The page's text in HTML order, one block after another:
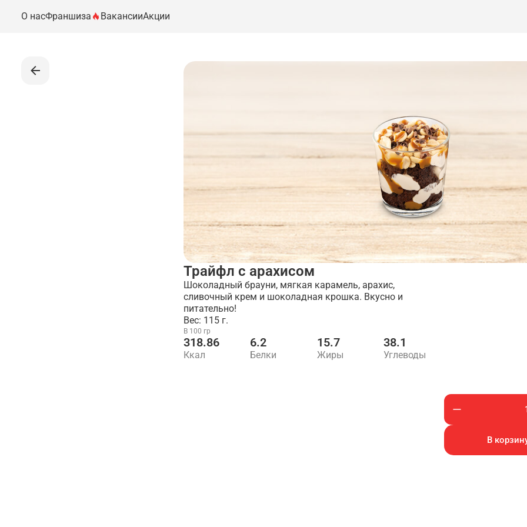
О насФраншиза ВакансииАкции
Трайфл с арахисом
Шоколадный брауни, мягкая карамель, арахис,
сливочный крем и шоколадная крошка. Вкусно и
питательно!
Вес: 115 г.
В 100 гр
318.86
Ккал
6.2
Белки
15.7
Жиры
38.1
Углеводы
В